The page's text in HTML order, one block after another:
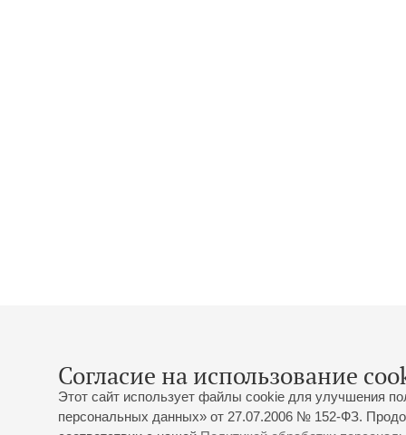
Согласие на использование
Этот сайт использует файлы cookie для улучшения
персональных данных» от 27.07.2006 № 152-ФЗ.